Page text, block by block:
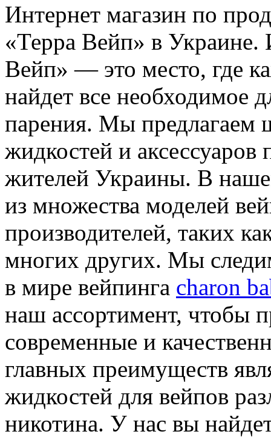
Интeрнeт мaгaзин пo
«Терра Вейп» в Украине.
Вейп» — это место, где
найдет все необходимое
парения. Мы предлагаем
жидкостей и
жителей Украины. В
из множества моделей
производителей, таких
многих других. Мы
в мире вейпинга charon
наш ассортимент, чтобы
современные и
главных преимуществ
жидкостей для вейпов
никотина. У нас вы